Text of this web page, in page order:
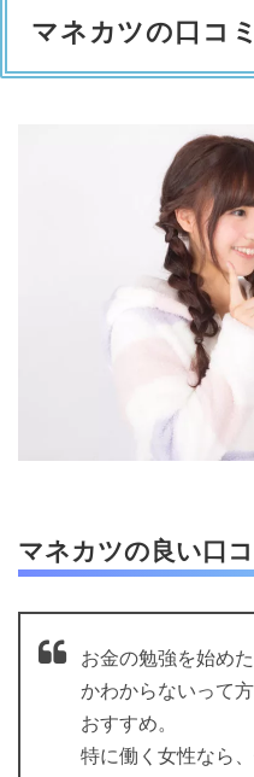
マネカツの口コ
マネカツの良い口
お金の勉強を始め
かわからないって
おすすめ。
特に働く女性なら